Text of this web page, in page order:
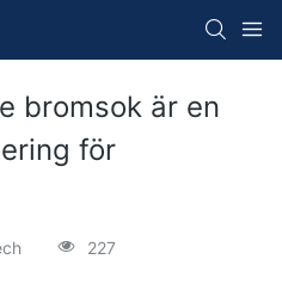
bromsok är en
för
227